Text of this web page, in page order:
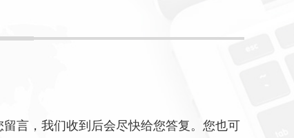
言，我们收到后会尽快给您答复。您也可